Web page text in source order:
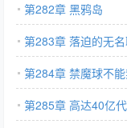
第282章 黑鸦岛
第283章 落迫的无
第284章 禁魔球不
第285章 高达40亿